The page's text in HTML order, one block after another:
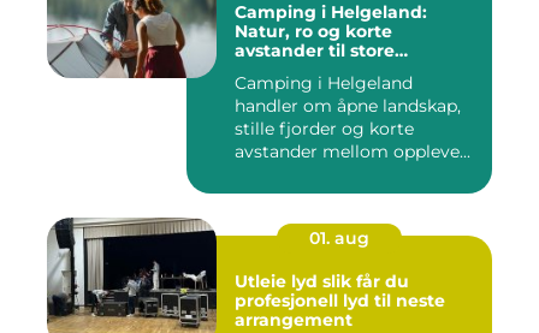
Camping i Helgeland:
Natur, ro og korte
avstander til store
Camping i Helgeland
handler om åpne landskap,
stille fjorder og korte
avstander mellom oppleve...
01. aug
Utleie lyd slik får du
profesjonell lyd til neste
arrangement